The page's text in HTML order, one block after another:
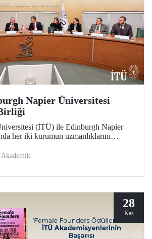
Napier Üniversitesi
(İTÜ) ile Edinburgh Napier
her iki kurumun uzmanlıklarını
bir iş birliği hayata geçirildi.
Akademik
28
Kas